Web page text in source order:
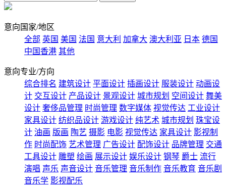
意向国家/地区
全部 英国 美国 法国 意大利 加拿大 澳大利亚 日本 德国
中国香港 其他
意向专业/方向
综合排名 建筑设计 平面设计 插画设计 服装设计 动画设
计 交互设计 产品设计 景观设计 城市规划 空间设计 舞美
设计 奢侈品管理 时尚管理 数字媒体 视觉传达 工业设计
家具设计 纺织品设计 游戏设计 纯艺术 城市规划 珠宝设
计 油画 版画 陶艺 摄影 电影 视觉传达 家具设计 影视制
作 时尚配饰 艺术管理 广告设计 配饰设计 品牌管理 交通
工具设计 雕塑 绘画 展示设计 娱乐设计 钢琴 爵士 流行
演唱 声乐 声音设计 音乐管理 音乐制作 音乐教育 音乐剧
音乐学 影视配乐